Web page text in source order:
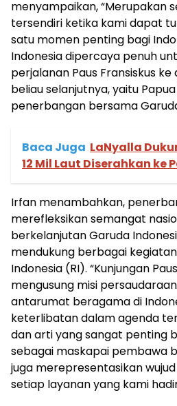
menyampaikan, “Merupakan
tersendiri ketika kami dapat
satu momen penting bagi
Indonesia dipercaya penuh
perjalanan Paus Fransiskus
beliau selanjutnya, yaitu
penerbangan bersama
Baca Juga LaNyalla
12 Mil Laut Diserahkan ke
Irfan menambahkan,
merefleksikan semangat
berkelanjutan Garuda
mendukung berbagai
Indonesia (RI). “Kunjungan
mengusung misi
antarumat beragama di
keterlibatan dalam agenda
dan arti yang sangat penting
sebagai maskapai pembawa
juga merepresentasikan
setiap layanan yang kami